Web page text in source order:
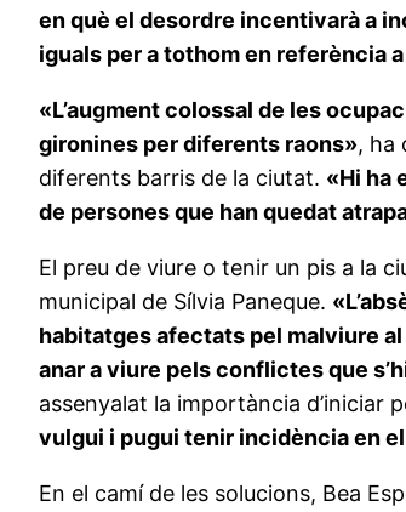
en què el desordre incentivarà a
iguals per a tothom en referència
«L’augment colossal de les
gironines per diferents raons», ha
diferents barris de la ciutat. «Hi ha
de persones que han quedat
El preu de viure o tenir un pis a la
municipal de Sílvia Paneque.
habitatges afectats pel malviure
anar a viure pels conflictes que
assenyalat la importància d’iniciar
vulgui i pugui tenir incidència en
En el camí de les solucions, Bea